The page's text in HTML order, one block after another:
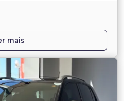
mais